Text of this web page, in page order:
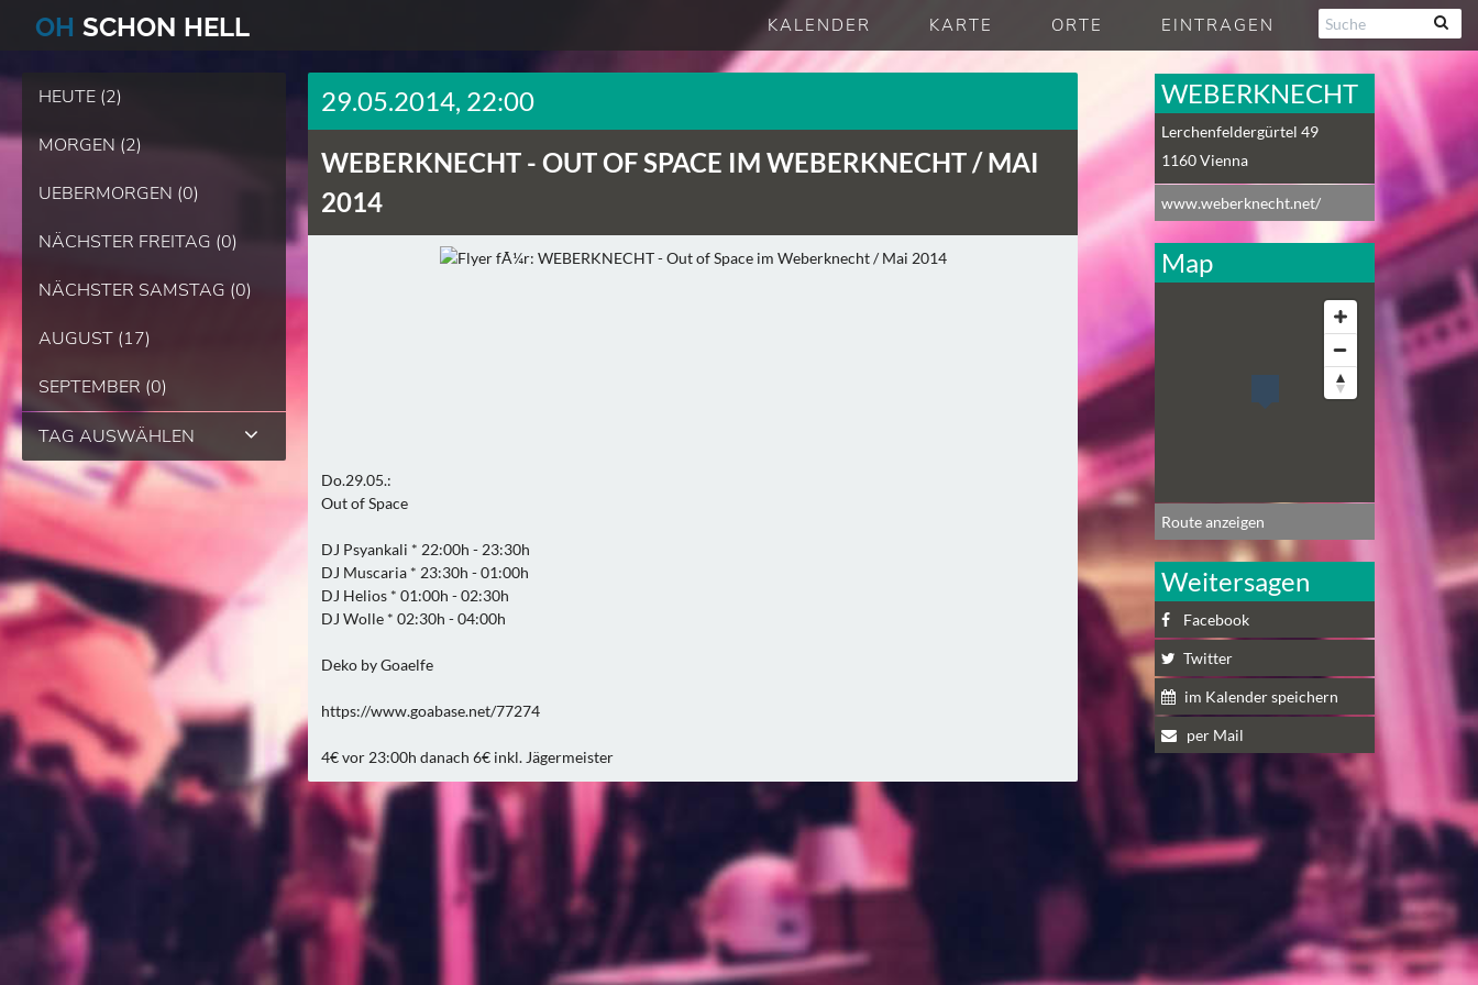
OH SCHON HELL KALENDER KARTE ORTE EINTRAGEN
HEUTE (2)
MORGEN (2)
UEBERMORGEN (0)
NÄCHSTER FREITAG (0)
NÄCHSTER SAMSTAG (0)
AUGUST (17)
SEPTEMBER (0)
TAG AUSWÄHLEN
29.05.2014, 22:00
WEBERKNECHT - OUT OF SPACE IM WEBERKNECHT / MAI
2014
Do.29.05.:
Out of Space
DJ Psyankali * 22:00h - 23:30h
DJ Muscaria * 23:30h - 01:00h
DJ Helios * 01:00h - 02:30h
DJ Wolle * 02:30h - 04:00h
Deko by Goaelfe
https://www.goabase.net/77274
4€ vor 23:00h danach 6€ inkl. Jägermeister
WEBERKNECHT
Lerchenfeldergürtel 49
1160Vienna
www.weberknecht.net/
Map
Route anzeigen
Weitersagen
Facebook
Twitter
im Kalender speichern
per Mail